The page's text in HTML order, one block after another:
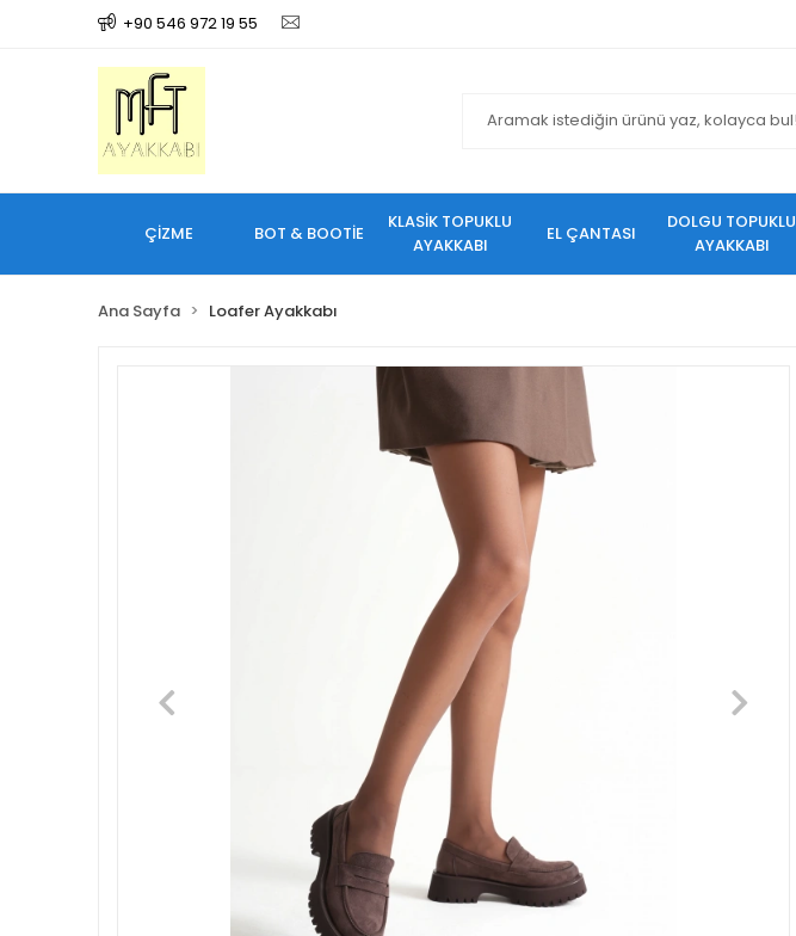
+90 546 972 19 55
ÇİZME BOT & BOOTİE
KLASİK TOPUKLU
AYAKKABI
EL ÇANTASI
DOLGU TOPUKLU
AYAKKABI
Ana Sayfa Loafer Ayakkabı